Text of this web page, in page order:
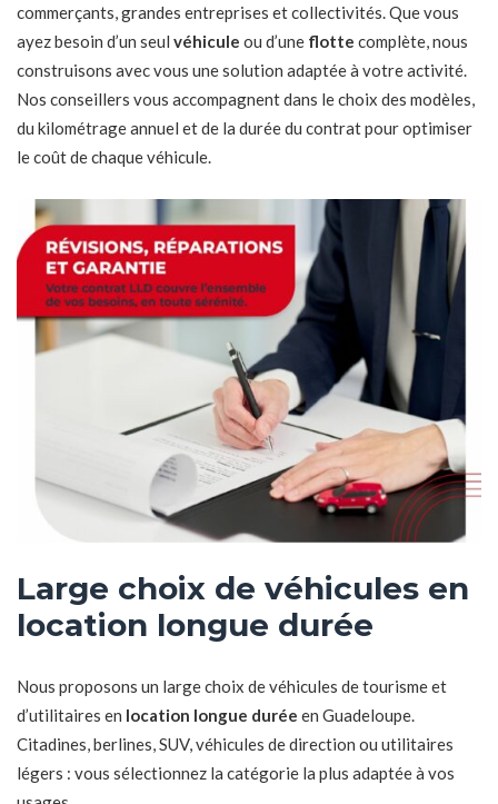
commerçants, grandes entreprises et collectivités. Que vous
ayez besoin d’un seul véhicule ou d’une flotte complète, nous
construisons avec vous une solution adaptée à votre activité.
Nos conseillers vous accompagnent dans le choix des modèles,
du kilométrage annuel et de la durée du contrat pour optimiser
le coût de chaque véhicule.
Large choix de véhicules en
location longue durée
Nous proposons un large choix de véhicules de tourisme et
d’utilitaires en location longue durée en Guadeloupe.
Citadines, berlines, SUV, véhicules de direction ou utilitaires
légers : vous sélectionnez la catégorie la plus adaptée à vos